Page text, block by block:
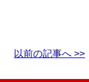
以前の記事へ >>